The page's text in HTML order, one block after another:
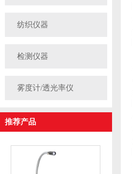
纺织仪器
检测仪器
雾度计/透光率仪
推荐产品